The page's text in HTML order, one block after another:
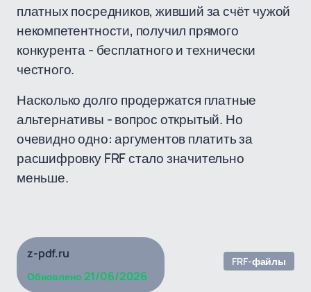
платных посредников, живший за счёт чужой
некомпетентности, получил прямого
конкурента - бесплатного и технически
честного.
Насколько долго продержатся платные
альтернативы - вопрос открытый. Но
очевидно одно: аргументов платить за
расшифровку FRF стало значительно
меньше.
z-pdf.ru
Обновлено 21/06/2026
FRF-файлы